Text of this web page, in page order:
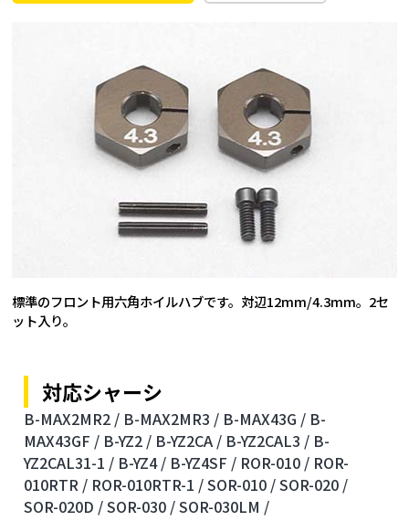
標準のフロント用六角ホイルハブです。対辺12mm/4.3mm。2セ
ット入り。
対応シャーシ
B-MAX2MR2 / B-MAX2MR3 / B-MAX43G / B-
MAX43GF / B-YZ2 / B-YZ2CA / B-YZ2CAL3 / B-
YZ2CAL31-1 / B-YZ4 / B-YZ4SF / ROR-010 / ROR-
010RTR / ROR-010RTR-1 /SOR-010 /SOR-020 /
SOR-020D /SOR-030 /SOR-030LM /